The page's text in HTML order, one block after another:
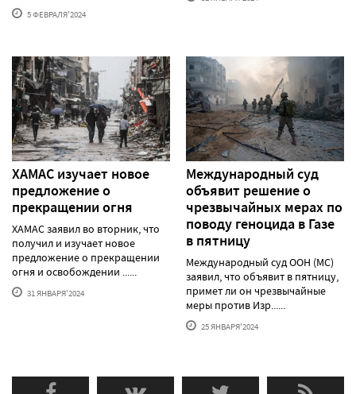
5 ФЕВРАЛЯ'2024
ХАМАС изучает новое
предложение о
прекращении огня
ХАМАС заявил во вторник, что
получил и изучает новое
предложение о прекращении
огня и освобождении ......
31 ЯНВАРЯ'2024
Международный суд
объявит решение о
чрезвычайных мерах по
поводу геноцида в Газе
в пятницу
Международный суд ООН (МС)
заявил, что объявит в пятницу,
примет ли он чрезвычайные
меры против Изр......
25 ЯНВАРЯ'2024